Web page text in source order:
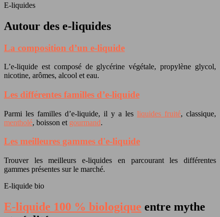
E-liquides
Autour des e-liquides
La composition d’un e-liquide
L’e-liquide est composé de glycérine végétale, propylène glycol,
nicotine, arômes, alcool et eau.
Les différentes familles d’e-liquide
Parmi les familles d’e-liquide, il y a les liquides fruité, classique,
mentholé, boisson et gourmand.
Les meilleures gammes d'e-liquide
Trouver les meilleurs e-liquides en parcourant les différentes
gammes présentes sur le marché.
E-liquide bio
E-liquide 100 % biologique entre mythe